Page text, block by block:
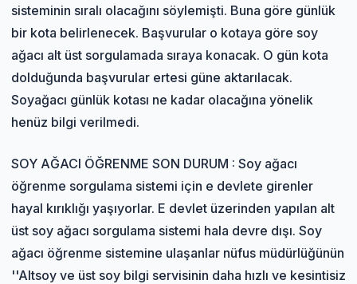
sisteminin sıralı olacağını söylemişti. Buna göre günlük
bir kota belirlenecek. Başvurular o kotaya göre soy
ağacı alt üst sorgulamada sıraya konacak. O gün kota
dolduğunda başvurular ertesi güne aktarılacak.
Soyağacı günlük kotası ne kadar olacağına yönelik
henüz bilgi verilmedi.
SOY AĞACI ÖĞRENME SON DURUM : Soy ağacı
öğrenme sorgulama sistemi için e devlete girenler
hayal kırıklığı yaşıyorlar. E devlet üzerinden yapılan alt
üst soy ağacı sorgulama sistemi hala devre dışı. Soy
ağacı öğrenme sistemine ulaşanlar nüfus müdürlüğünün
''Altsoy ve üst soy bilgi servisinin daha hızlı ve kesintisiz